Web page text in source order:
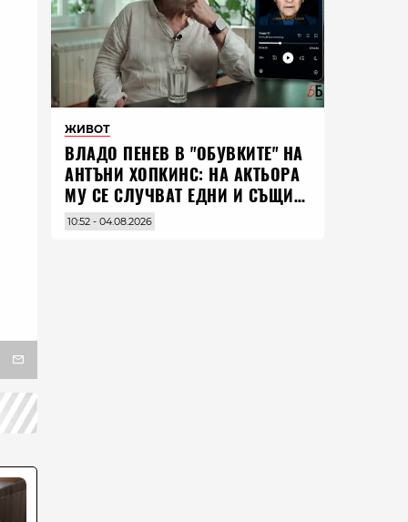
ЖИВОТ
ВЛАДO ПЕНЕВ В "ОБУВКИТЕ" НА
АНТЪНИ ХОПКИНС: НА АКТЬОРА
МУ СЕ СЛУЧВАТ ЕДНИ И СЪЩИ
НЕЩА ПО ЦЕЛИЯ СВЯТ
10:52 - 04.08.2026